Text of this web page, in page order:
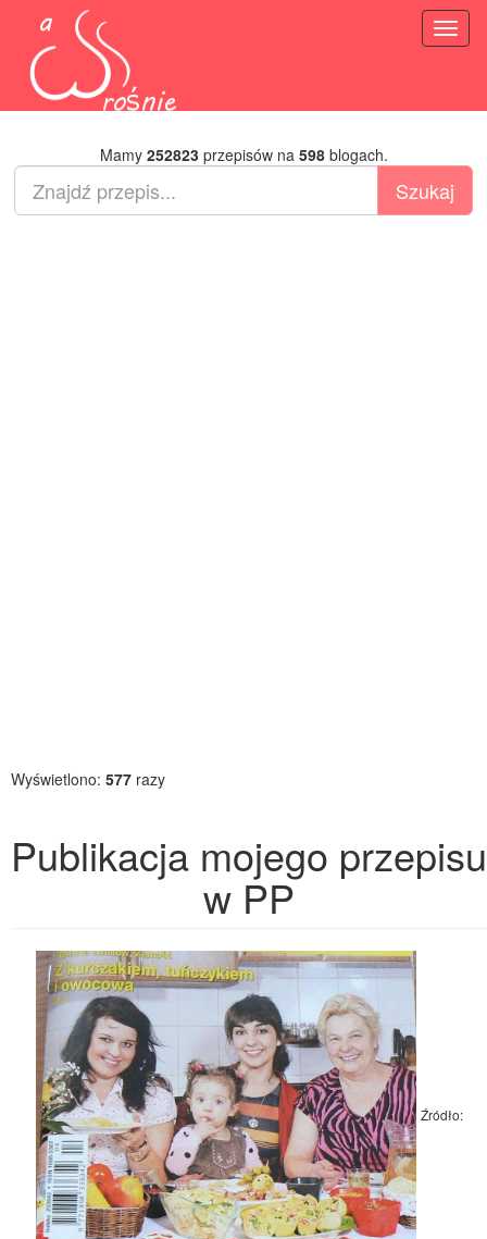
Mamy 252823przepisów na 598blogach.
Wyświetlono: 577 razy
Publikacja mojego przepisu
w PP
Źródło: